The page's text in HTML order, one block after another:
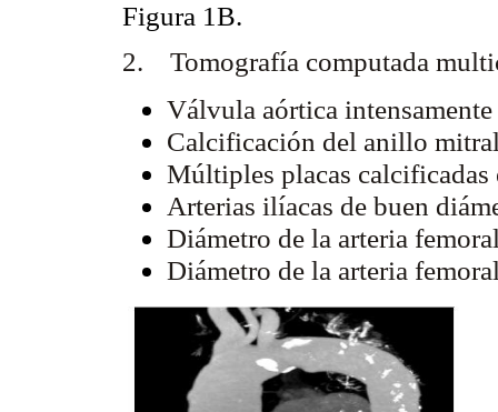
Figura 1B.
2. Tomografía computada
Válvula aórtica
Calcificación del anillo
Múltiples placas calcificadas
Arterias ilíacas de buen
Diámetro de la arteria
Diámetro de la arteria